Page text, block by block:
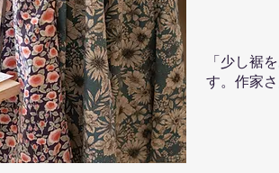
「少し裾
す。作家